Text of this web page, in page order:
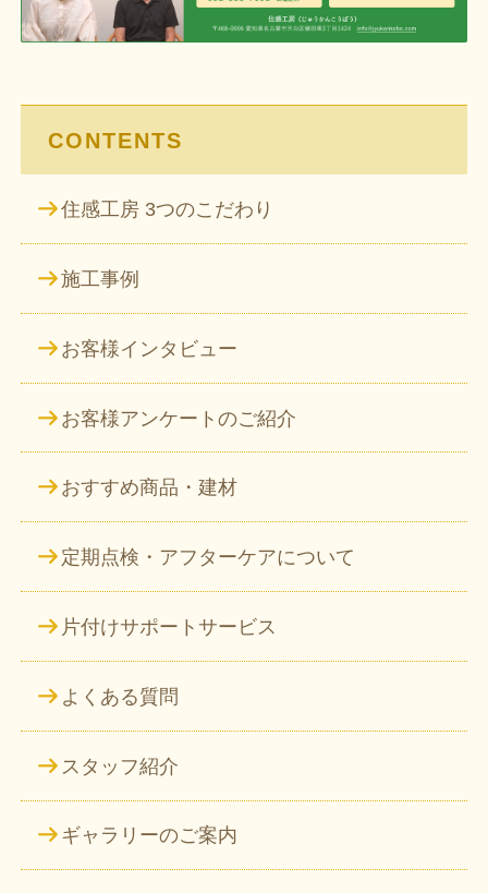
シ
CONTENTS
住感工房 3つのこだわり
施工事例
お客様インタビュー
お客様アンケートのご紹介
おすすめ商品・建材
定期点検・アフターケアについて
片付けサポートサービス
よくある質問
スタッフ紹介
ギャラリーのご案内